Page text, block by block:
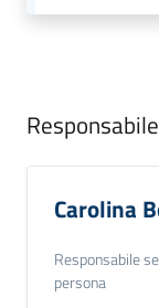
Responsabile
Carolina
Responsabile
persona